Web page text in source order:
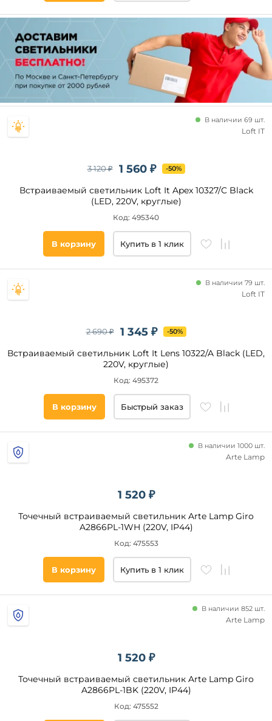
1 560 ₽
3 120 ₽ -50%
Встраиваемый светильник Loft It Apex 10327/C Black
(LED, 220V, круглые)
В наличии 69 шт.
Код: 495340
Loft IT
В корзину Купить в 1 клик
1 345 ₽
2 690 ₽ -50%
Встраиваемый светильник Loft It Lens 10322/A Black (LED,
220V, круглые)
В наличии 79 шт.
Код: 495372
Loft IT
В корзину Быстрый заказ
1 520 ₽
Точечный встраиваемый светильник Arte Lamp Giro
A2866PL-1WH (220V, IP44)
В наличии 1000 шт.
Код: 475553
Arte Lamp
В корзину Купить в 1 клик
1 520 ₽
Точечный встраиваемый светильник Arte Lamp Giro
A2866PL-1BK (220V, IP44)
В наличии 852 шт.
Код: 475552
Arte Lamp